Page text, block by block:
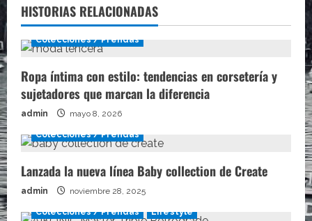
HISTORIAS RELACIONADAS
Colecciones / Prendas
Ropa íntima con estilo: tendencias en corsetería y
sujetadores que marcan la diferencia
admin mayo 8, 2026
Colecciones / Prendas
Lanzada la nueva línea Baby collection de Create
admin noviembre 28, 2025
Colecciones / Prendas Lifestyle